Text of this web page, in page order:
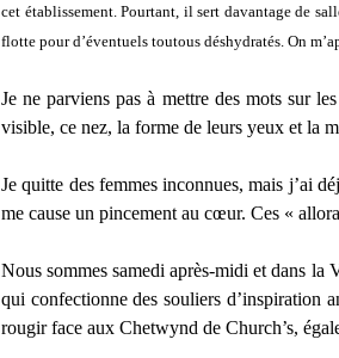
cet établissement. Pourtant, il sert davantage de
flotte pour d’éventuels toutous déshydratés. On
Je ne parviens pas à mettre des mots sur
visible, ce nez, la forme de leurs yeux et la
Je quitte des femmes inconnues, mais j’ai
me cause un pincement au cœur. Ces «
Nous sommes samedi après-midi et dans la
qui confectionne des souliers d’inspiration
rougir face aux Chetwynd de Church’s,